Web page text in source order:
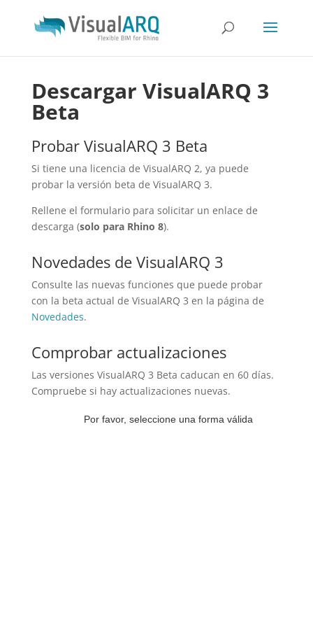
Descargar VisualARQ 3
Beta
Probar VisualARQ 3 Beta
Si tiene una licencia de VisualARQ 2, ya puede
probar la versión beta de VisualARQ 3.
Rellene el formulario para solicitar un enlace de
descarga (solo para Rhino 8).
Novedades de VisualARQ 3
Consulte las nuevas funciones que puede probar
con la beta actual de VisualARQ 3 en la página de
Novedades.
Comprobar actualizaciones
Las versiones VisualARQ 3 Beta caducan en 60 días.
Compruebe si hay actualizaciones nuevas.